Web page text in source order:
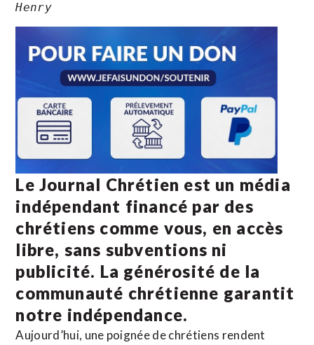
Henry
Le Journal Chrétien est un média
indépendant financé par des
chrétiens comme vous, en accès
libre, sans subventions ni
publicité. La générosité de la
communauté chrétienne garantit
notre indépendance.
Aujourd’hui, une poignée de chrétiens rendent